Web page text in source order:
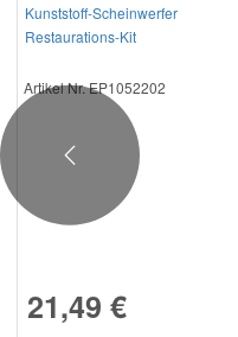
Kunststoff-Scheinwerfer
Restaurations-Kit
Artikel Nr. EP1052202
21,49 €
Previous
Volvo Ersatzteile